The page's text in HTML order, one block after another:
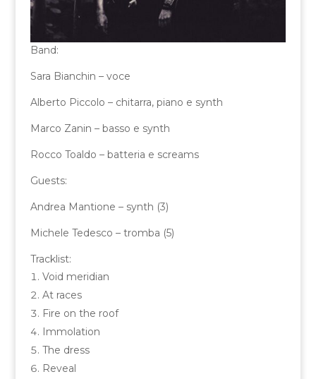
Band:
Sara Bianchin – voce
Alberto Piccolo – chitarra, piano e synth
Marco Zanin – basso e synth
Rocco Toaldo – batteria e screams
Guests:
Andrea Mantione – synth (3)
Michele Tedesco – tromba (5)
Tracklist:
Void meridian
At races
Fire on the roof
Immolation
The dress
Reveal